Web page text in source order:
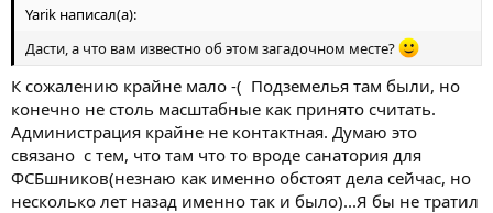
Yarik написал(а):
Дасти, а что вам известно об этом загадочном месте?
К сожалению крайне мало -( Подземелья там были, но
конечно не столь масштабные как принято считать.
Администрация крайне не контактная. Думаю это
связано с тем, что там что то вроде санатория для
ФСБшников(незнаю как именно обстоят дела сейчас, но
несколько лет назад именно так и было)...Я бы не тратил